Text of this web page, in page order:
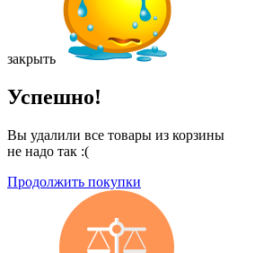
закрыть
Успешно!
Вы удалили все товары из корзины
не надо так :(
Продолжить покупки